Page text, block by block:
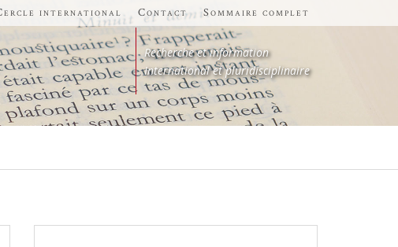
international Contact Sommaire complet
Recherche et information
International et pluridisciplinaire